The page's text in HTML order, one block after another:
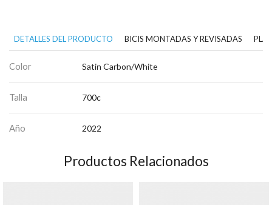
DETALLES DEL PRODUCTO BICIS MONTADAS Y REVISADAS
Color Satin Carbon/White
Talla 700c
Año 2022
Productos Relacionados